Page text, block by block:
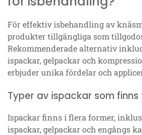
För effektiv isbehandling av
produkter tillgängliga som
Rekommenderade alternativ
ispackar, gelpackar och
erbjuder unika fördelar och
Typer av ispackar som
Ispackar finns i flera former,
ispackar, gelpackar och engångs